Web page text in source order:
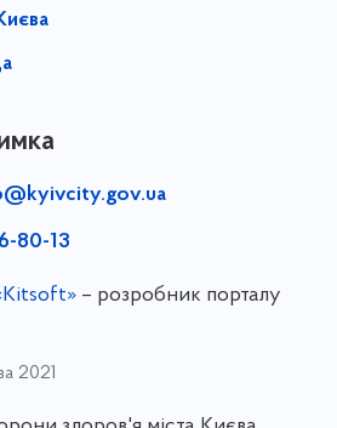
80-13
– розробник порталу
2021